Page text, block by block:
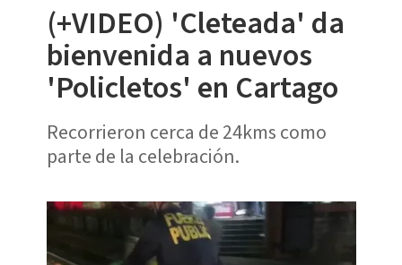
(+VIDEO) 'Cleteada' da
bienvenida a nuevos
'Policletos' en Cartago
Recorrieron cerca de 24kms como
parte de la celebración.